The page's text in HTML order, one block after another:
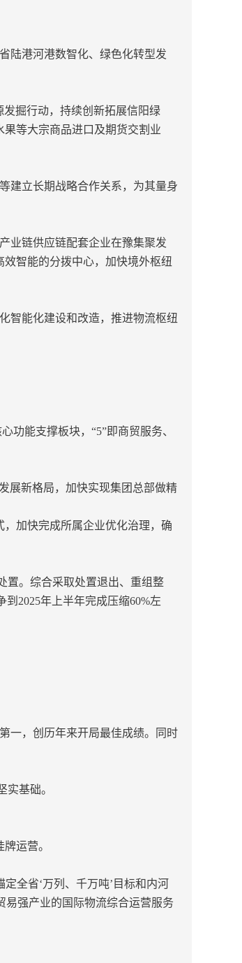
陆港河港数智化、绿色化转型发
掘行动，持续创新拓展信阳绿
等大宗商品进口及期货交割业
建立长期战略合作关系，为其量身
业链供应链配套企业在豫集聚发
智能的分拨中心，加快境外枢纽
智能化建设和改造，推进物流枢纽
功能支撑板块，“5”即商贸服务、
展新格局，加快实现集团总部做精
加快完成所属企业优化治理，确
置。综合采取处置退出、重组整
2025年上半年完成压缩60%左
一，创历年来开局最佳成绩。同时
基础。
运营。
全省‘万列、千万吨’目标和内河
易强产业的国际物流综合运营服务